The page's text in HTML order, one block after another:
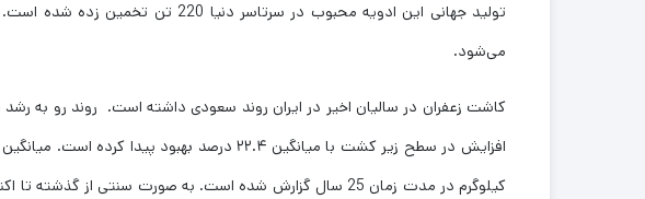
می‌شود.
کیلوگرم در مدت زمان 25 سال گزارش شده است. به صورت سنتی از